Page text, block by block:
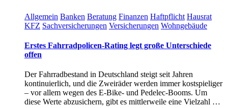
Allgemein Banken Beratung Finanzen Haftpflicht Hausrat
KFZ Sachversicherungen Versicherungen Wohngebäude
Erstes Fahrradpolicen-Rating legt große Unterschiede
offen
Der Fahrradbestand in Deutschland steigt seit Jahren
kontinuierlich, und die Zweiräder werden immer kostspieliger
– vor allem wegen des E-Bike- und Pedelec-Booms. Um
diese Werte abzusichern, gibt es mittlerweile eine Vielzahl …